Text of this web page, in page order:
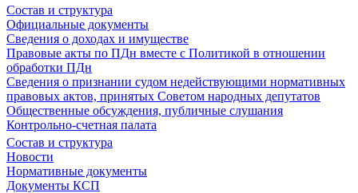
Состав и структура
Официальные документы
Сведения о доходах и имуществе
Правовые акты по ПДн вместе с Политикой в отношении
обработки ПДн
Сведения о признании судом недействующими нормативных
правовых актов, принятых Советом народных депутатов
Общественные обсуждения, публичные слушания
Контрольно-счетная палата
Состав и структура
Новости
Нормативные документы
Документы КСП